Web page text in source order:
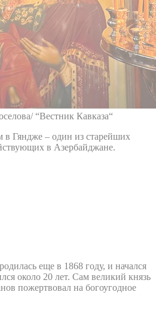
“Вестник Кавказа“
в Гяндже – один из старейших
в Азербайджане.
еще в 1868 году, и начался
около 20 лет. Сам великий князь
пожертвовал на богоугодное